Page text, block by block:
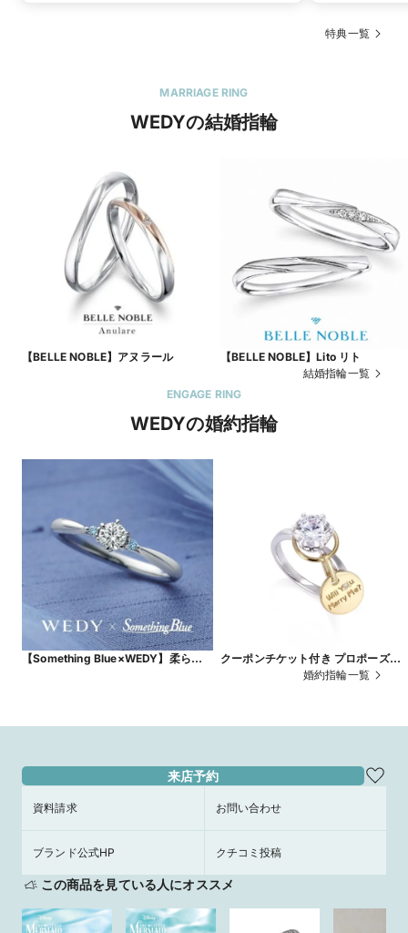
特典一覧
MARRIAGE RING
WEDYの結婚指輪
【BELLE NOBLE】アヌラール
【BELLE NOBLE】Lito リト
結婚指輪一覧
ENGAGE RING
WEDYの婚約指輪
【Something Blue×WEDY】柔らか
クーポンチケット付き プロポーズリ
婚約指輪一覧
来店予約
資料請求 お問い合わせ
ブランド公式HP クチコミ投稿
この商品を見ている人にオススメ